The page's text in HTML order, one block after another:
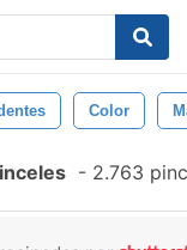
Color
- 2.763